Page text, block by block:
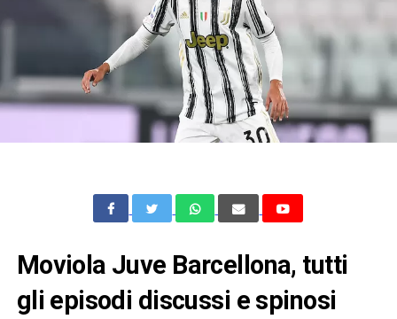
Moviola Juve Barcellona, tutti
gli episodi discussi e spinosi